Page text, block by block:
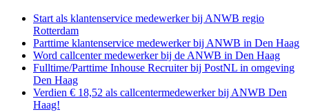
Start als klantenservice medewerker bij ANWB regio
Rotterdam
Parttime klantenservice medewerker bij ANWB in Den Haag
Word callcenter medewerker bij de ANWB in Den Haag
Fulltime/Parttime Inhouse Recruiter bij PostNL in omgeving
Den Haag
Verdien € 18,52 als callcentermedewerker bij ANWB Den
Haag!